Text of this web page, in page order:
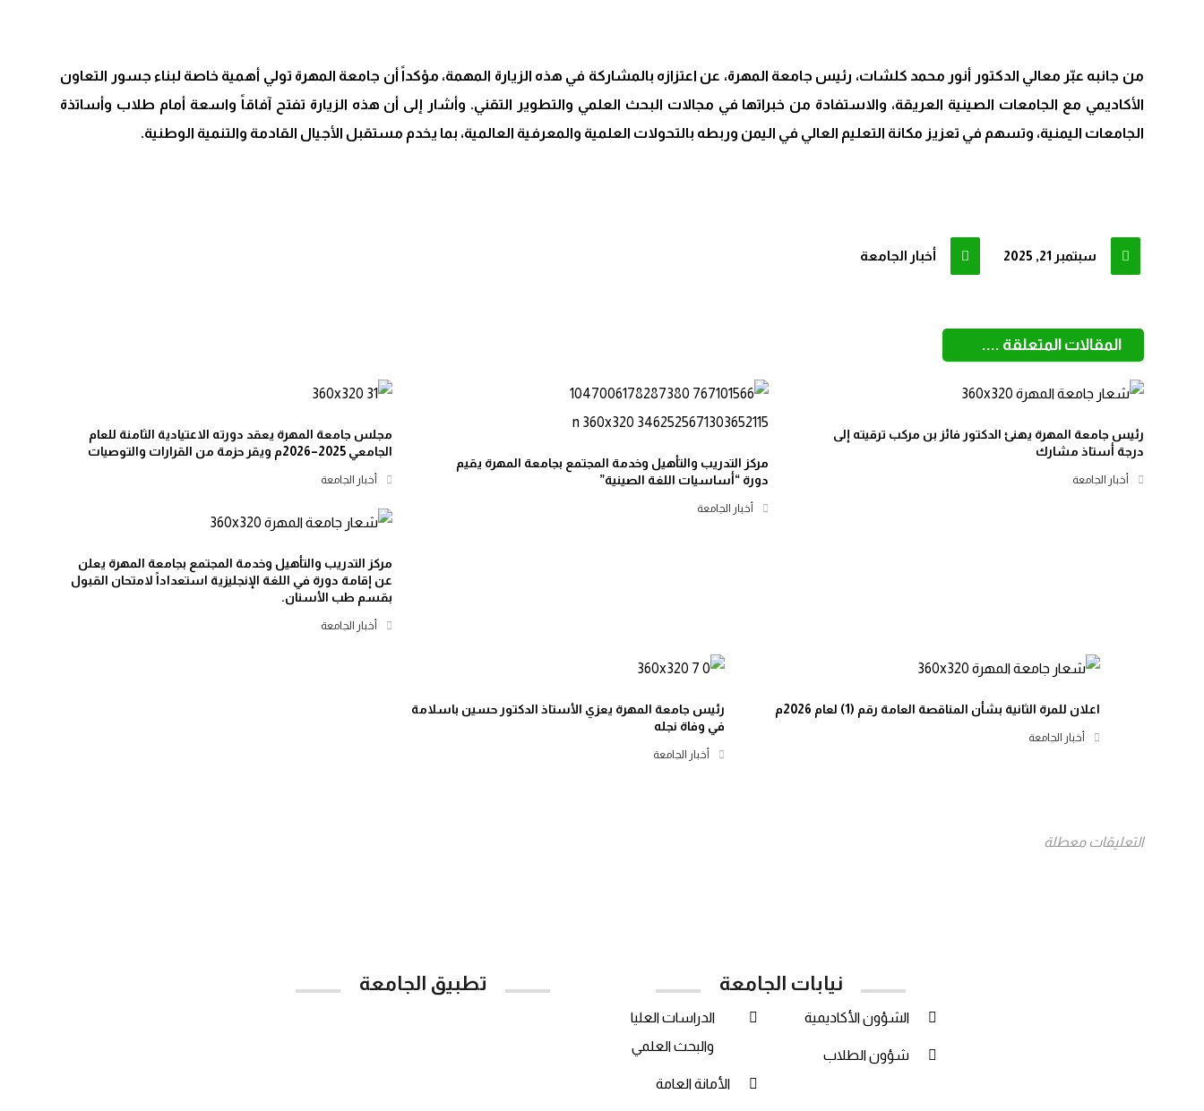
من جانبه عبّر معالي الدكتور أنور محمد كلشات، رئيس جامعة المهرة، عن اعتزازه بالمشاركة في هذه الزيارة المهمة، مؤكداً أن جامعة المهرة تولي أهمية خاصة لبناء جسور التعاون
الأكاديمي مع الجامعات الصينية العريقة، والاستفادة من خبراتها في مجالات البحث العلمي والتطوير التقني. وأشار إلى أن هذه الزيارة تفتح آفاقاً واسعة أمام طلاب وأساتذة
الجامعات اليمنية، وتسهم في تعزيز مكانة التعليم العالي في اليمن وربطه بالتحولات العلمية والمعرفية العالمية، بما يخدم مستقبل الأجيال القادمة والتنمية الوطنية.
سبتمبر 21, 2025 أخبار الجامعة
المقالات المتعلقة ....
رئيس جامعة المهرة يهنئ الدكتور فائز بن مركب ترقيته إلى
درجة أستاذ مشارك
أخبار الجامعة
مركز التدريب والتأهيل وخدمة المجتمع بجامعة المهرة يقيم
دورة “أساسيات اللغة الصينية”
أخبار الجامعة
مجلس جامعة المهرة يعقد دورته الاعتيادية الثامنة للعام
الجامعي 2025–2026م ويقر حزمة من القرارات والتوصيات
أخبار الجامعة
مركز التدريب والتأهيل وخدمة المجتمع بجامعة المهرة يعلن
عن إقامة دورة في اللغة الإنجليزية استعداداً لامتحان القبول
بقسم طب الأسنان.
أخبار الجامعة
اعلان للمرة الثانية بشأن المناقصة العامة رقم (1) لعام 2026م
أخبار الجامعة
رئيس جامعة المهرة يعزي الأستاذ الدكتور حسين باسلامة
في وفاة نجله
أخبار الجامعة
التعليقات معطلة
تطبيق الجامعة نيابات الجامعة
الدراسات العليا
والبحث العلمي
الأمانة العامة
الشؤون الأكاديمية
شؤون الطلاب